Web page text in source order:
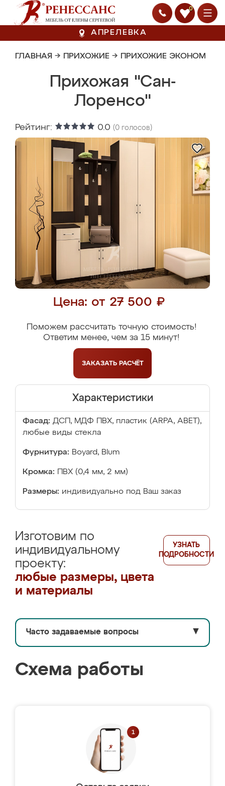
0
АПРЕЛЕВКА
ГЛАВНАЯ → ПРИХОЖИЕ → ПРИХОЖИЕ ЭКОНОМ
Прихожая "Сан-
Лоренсо"
Рейтинг: 0.0 (0 голосов)
Цена: от 27 500 ₽
Поможем рассчитать точную стоимость!
Ответим менее, чем за 15 минут!
ЗАКАЗАТЬ РАСЧЁТ
Характеристики
Фасад: ДСП, МДФ ПВХ, пластик (ARPA, ABET),
любые виды стекла
Фурнитура: Boyard, Blum
Кромка: ПВХ (0,4 мм, 2 мм)
Размеры: индивидуально под Ваш заказ
Изготовим по
индивидуальному
проекту:
любые размеры, цвета
и материалы
УЗНАТЬ
ПОДРОБНОСТИ
Часто задаваемые вопросы ▼
Схема работы